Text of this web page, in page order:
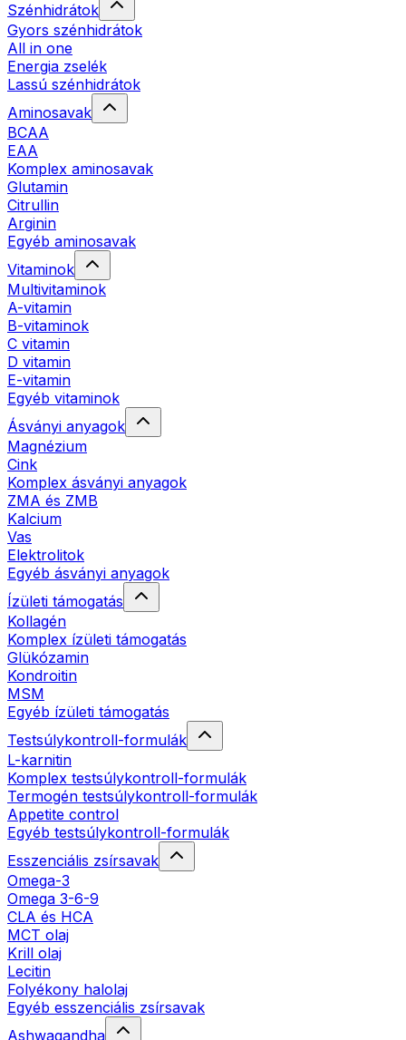
Szénhidrátok
Gyors szénhidrátok
All in one
Energia zselék
Lassú szénhidrátok
Aminosavak
BCAA
EAA
Komplex aminosavak
Glutamin
Citrullin
Arginin
Egyéb aminosavak
Vitaminok
Multivitaminok
A-vitamin
B-vitaminok
C vitamin
D vitamin
E-vitamin
Egyéb vitaminok
Ásványi anyagok
Magnézium
Cink
Komplex ásványi anyagok
ZMA és ZMB
Kalcium
Vas
Elektrolitok
Egyéb ásványi anyagok
Ízületi támogatás
Kollagén
Komplex ízületi támogatás
Glükózamin
Kondroitin
MSM
Egyéb ízületi támogatás
Testsúlykontroll-formulák
L-karnitin
Komplex testsúlykontroll-formulák
Termogén testsúlykontroll-formulák
Appetite control
Egyéb testsúlykontroll-formulák
Esszenciális zsírsavak
Omega-3
Omega 3-6-9
CLA és HCA
MCT olaj
Krill olaj
Lecitin
Folyékony halolaj
Egyéb esszenciális zsírsavak
Ashwagandha